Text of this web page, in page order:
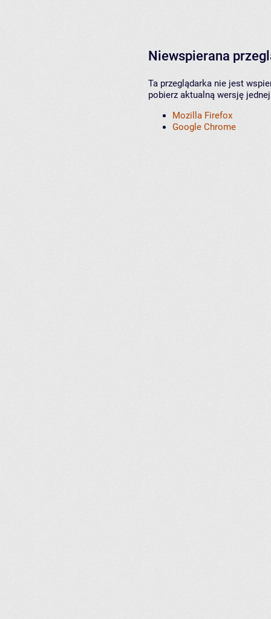
Niewspierana
Ta przeglądarka nie jest
pobierz aktualną wersję
Mozilla Firefox
Google Chrome